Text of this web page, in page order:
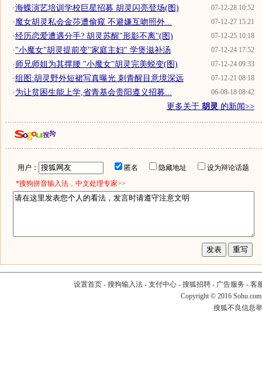
07-12-28 10:52
·海蝶演艺培训学校巨星招募 胡灵闪亮登场(图)
07-12-27 15:21
·魔女胡灵私会金莎遭偷窥 不避嫌互吻照外...
07-12-25 10:18
·经历恋爱遭遇分手? 胡灵苏醒"形影不离"(图)
07-12-24 17:52
·"小魔女"胡灵提前变"家庭主妇" 学煲滋补汤
07-12-24 09:33
·师兄师姐为其撑腰 "小魔女"胡灵完美蜕变(图)
07-12-21 08:18
·组图:胡灵野外短裙写真曝光 刺青醒目意境深远
06-08-18 08:42
·为让贫困生能上学,省青基会贵阳遵义招募...
更多关于 胡灵 的新闻>>
用户： 匿名 隐藏地址
设为辩论话题
*搜狗拼音输入法，中文处理专家>>
设置首页- 搜狗输入法- 支付中心- 搜狐招聘- 广告服务 - 客
Copyright © 2016
搜狐不良信息